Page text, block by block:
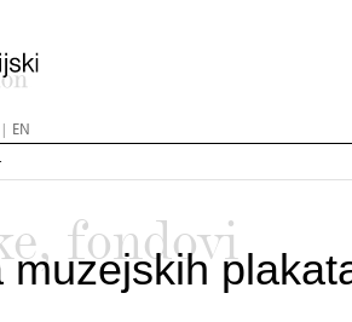
EN
fondovi
muzejskih